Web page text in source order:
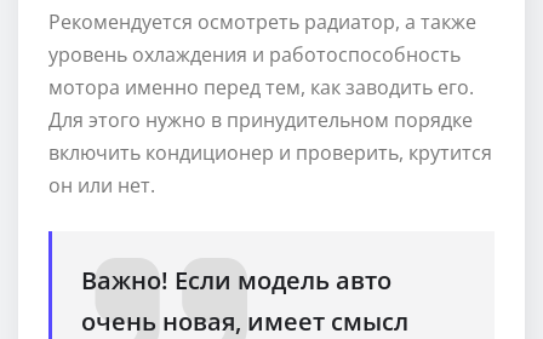
Рекомендуется осмотреть радиатор, а также
уровень охлаждения и работоспособность
мотора именно перед тем, как заводить его.
Для этого нужно в принудительном порядке
включить кондиционер и проверить, крутится
он или нет.
Важно! Если модель авто
очень новая, имеет смысл